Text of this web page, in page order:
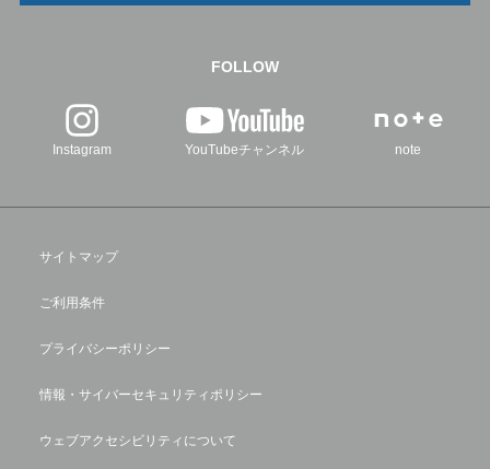
FOLLOW
Instagram YouTubeチャンネル note
サイトマップ
ご利用条件
プライバシーポリシー
情報・サイバーセキュリティポリシー
ウェブアクセシビリティについて